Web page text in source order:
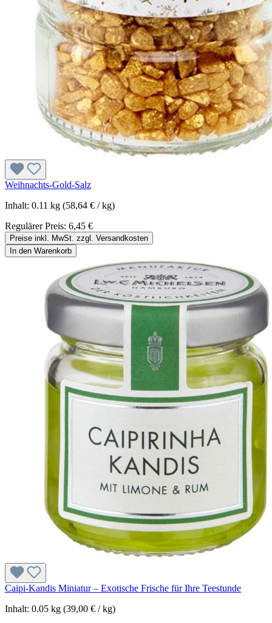
Weihnachts-Gold-Salz
Inhalt: 0.11 kg (58,64 € / kg)
Regulärer Preis: 6,45 €
Preise inkl. MwSt. zzgl. Versandkosten
In den Warenkorb
Caipi-Kandis Miniatur – Exotische Frische für Ihre Teestunde
Inhalt: 0.05 kg (39,00 € / kg)